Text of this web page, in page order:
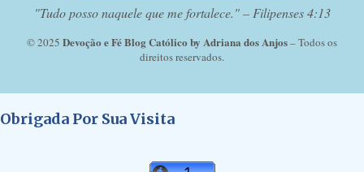
"Tudo posso naquele que me fortalece." – Filipenses 4:13
© 2025 Devoção e Fé Blog Católico by Adriana dos Anjos– Todos os
direitos reservados.
Obrigada Por Sua Visita